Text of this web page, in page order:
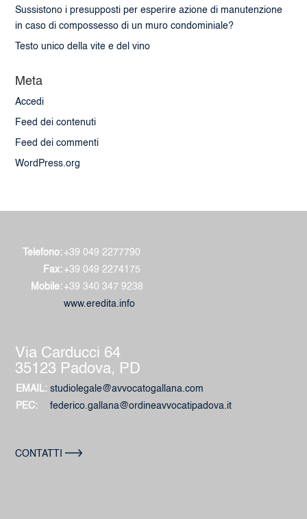
Sussistono i presupposti per esperire azione di manutenzione
in caso di compossesso di un muro condominiale?
Testo unico della vite e del vino
Meta
Accedi
Feed dei contenuti
Feed dei commenti
WordPress.org
Telefono:+39 049 2277790
Fax:+39 049 2274175
Mobile:+39 340 347 9238
www.eredita.info
Via Carducci 64
35123 Padova, PD
EMAIL: studiolegale@avvocatogallana.com
PEC:
federico.gallana@ordineavvocatipadova.it
CONTATTI